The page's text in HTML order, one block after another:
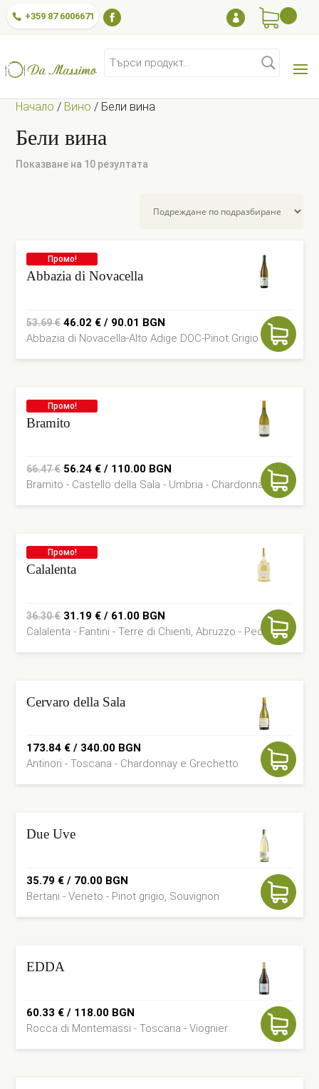
+359 87 6006671 
за:
Начало / Вино / Бели вина
Бели вина
Показване на 10 резултата
Промо!
Abbazia di Novacella
53.69€ Original
price
was:
46.02 € / 90.01 BGN
price
is:
Abbazia di Novacella-Alto Adige DOC-Pinot Grigio
Промо!
Bramito
66.47€ Original
price
was:
56.24 € / 110.00 BGN
price
is:
Bramito - Castello della Sala - Umbria - Chardonnay
Промо!
Calalenta
36.30€ Original
price
was:
31.19 € / 61.00 BGN
price
is:
Calalenta - Fantini - Terre di Chienti, Abruzzo - Pecorino
Cervaro della Sala
173.84 € / 340.00 BGN
Antinori - Toscana - Chardonnay e Grechetto
Due Uve
35.79 € / 70.00 BGN
Bertani - Veneto - Pinot grigio, Souvignon
EDDA
60.33 € / 118.00 BGN
Rocca di Montemassi - Toscana - Viognier